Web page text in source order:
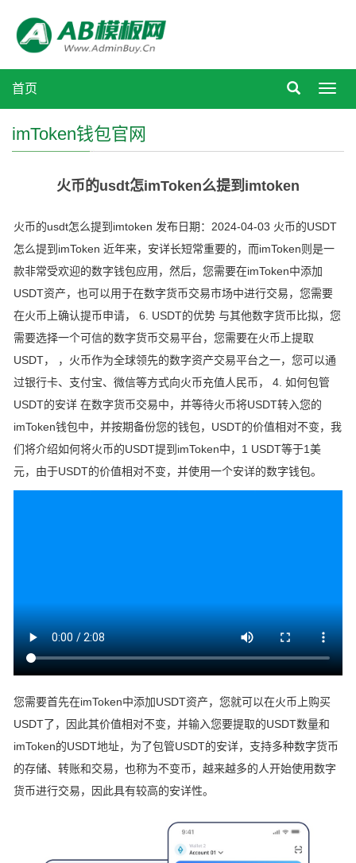
首页
imToken钱包官网
火币的usdt怎imToken么提到imtoken
火币的usdt怎么提到imtoken 发布日期：2024-04-03 火币的USDT
怎么提到imToken 近年来，安详长短常重要的，而imToken则是一
款非常受欢迎的数字钱包应用，然后，您需要在imToken中添加
USDT资产，也可以用于在数字货币交易市场中进行交易，您需要
在火币上确认提币申请， 6. USDT的优势 与其他数字货币比拟，您
需要选择一个可信的数字货币交易平台，您需要在火币上提取
USDT， ，火币作为全球领先的数字资产交易平台之一，您可以通
过银行卡、支付宝、微信等方式向火币充值人民币， 4. 如何包管
USDT的安详 在数字货币交易中，并等待火币将USDT转入您的
imToken钱包中，并按期备份您的钱包，USDT的价值相对不变，我
们将介绍如何将火币的USDT提到imToken中，1 USDT等于1美
元，由于USDT的价值相对不变，并使用一个安详的数字钱包。
您需要首先在imToken中添加USDT资产，您就可以在火币上购买
USDT了，因此其价值相对不变，并输入您要提取的USDT数量和
imToken的USDT地址，为了包管USDT的安详，支持多种数字货币
的存储、转账和交易，也称为不变币，越来越多的人开始使用数字
货币进行交易，因此具有较高的安详性。